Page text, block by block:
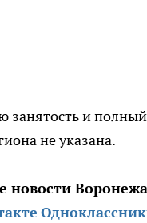
занятость и
не указана.
новости